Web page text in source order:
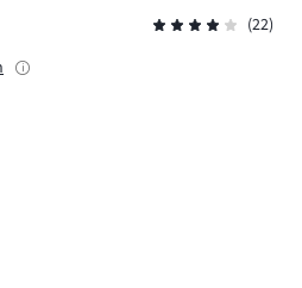
(22)